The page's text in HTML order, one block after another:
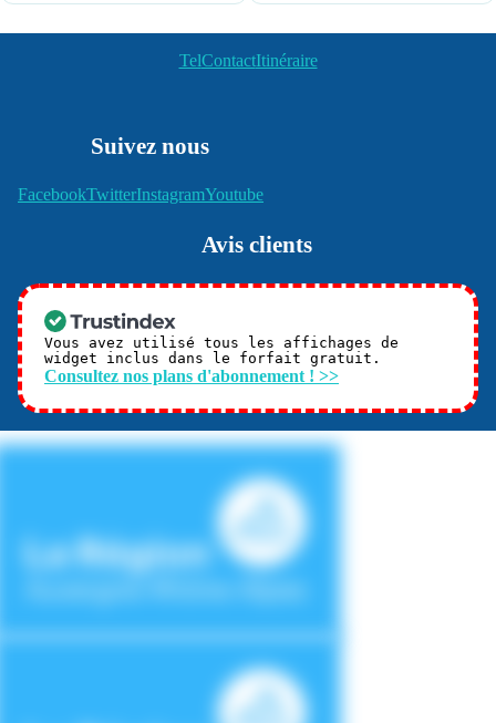
Suivez nous
FacebookTwitterInstagramYoutube
Avis clients
Vous avez utilisé tous les affichages de
widget inclus dans le forfait gratuit.
Consultez nos plans d'abonnement ! >>
TelContactItinéraire